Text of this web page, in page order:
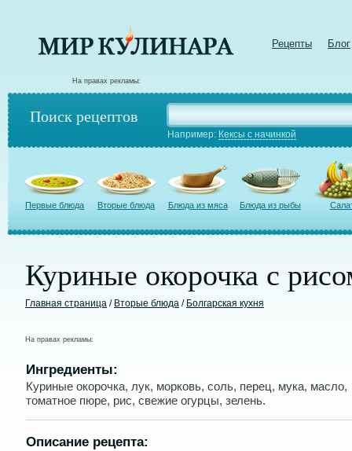
Рецепты Блог
На правах рекламы:
Поиск рецептов
Например: Кексы с начинкой
Первые блюда Вторые блюда Блюда из мяса Блюда из рыбы
Куриные окорочка с
Главная страница / Вторые блюда / Болгарская кухня
На правах рекламы:
Ингредиенты:
Куриные окорочка, лук, морковь, соль, перец, мука, масло,
томатное пюре, рис, свежие огурцы, зелень.
Описание рецепта: